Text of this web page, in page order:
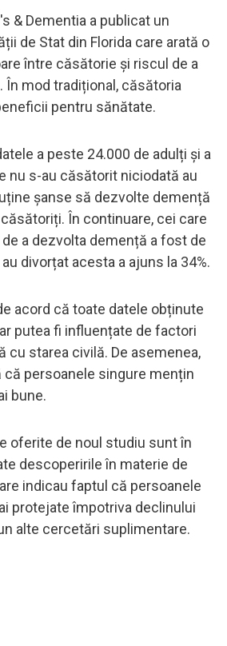
& Dementia a publicat un
de Stat din Florida care arată o
între căsătorie și riscul de a
În mod tradițional, căsătoria
pentru sănătate.
a peste 24.000 de adulți și a
nu s-au căsătorit niciodată au
șanse să dezvolte demență
În continuare, cei care
a dezvolta demență a fost de
divorțat acesta a ajuns la 34%.
acord că toate datele obținute
putea fi influențate de factori
cu starea civilă. De asemenea,
că persoanele singure mențin
bune.
oferite de noul studiu sunt în
descoperirile în materie de
indicau faptul că persoanele
protejate împotriva declinului
alte cercetări suplimentare.